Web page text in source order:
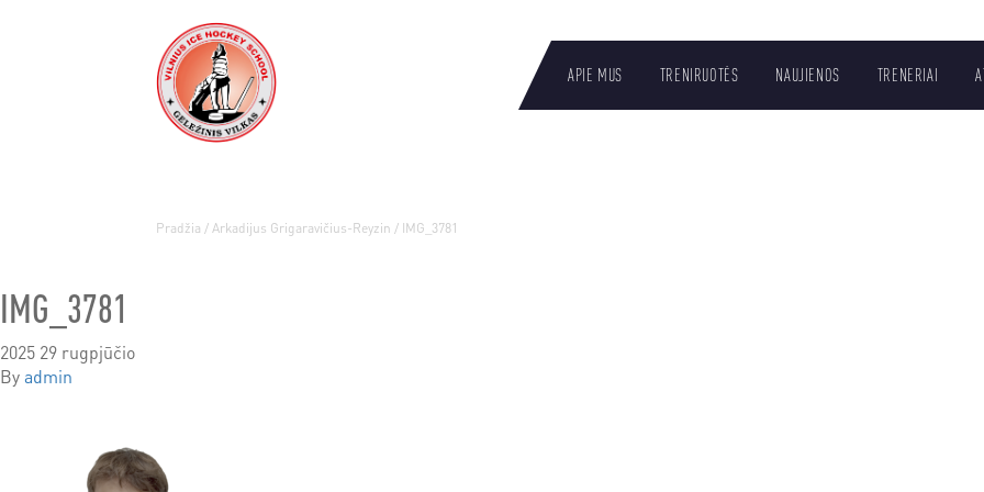
APIE MUS TRENIRUOTĖS NAUJIENOS TRENERIAI
Pradžia / Arkadijus Grigaravičius-Reyzin / IMG_3781
IMG_3781
2025 29 rugpjūčio
Byadmin